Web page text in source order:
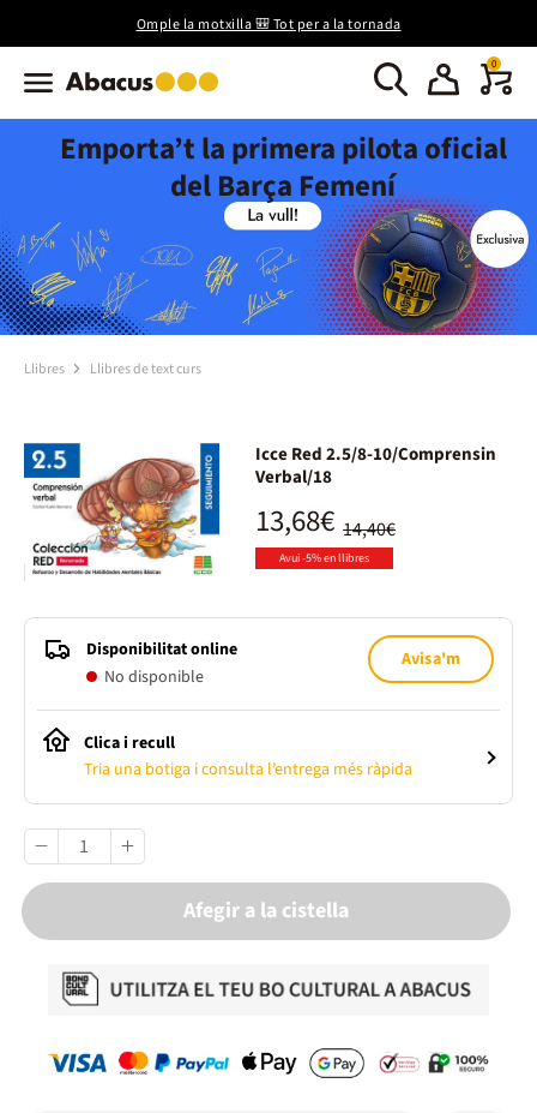
Omple la motxilla 🎒 Tot per a la tornada
0
Emporta’t la primera pilota oficial
del Barça Femení
Llibres Llibres de text curs
Icce Red 2.5/8-10/Comprensin
Verbal/18
14,40€
13,68€
Avui -5% en llibres
Disponibilitat online
No disponible
Avisa'm
Clica i recull
Tria una botiga i consulta l’entrega més ràpida
Afegir a la cistella